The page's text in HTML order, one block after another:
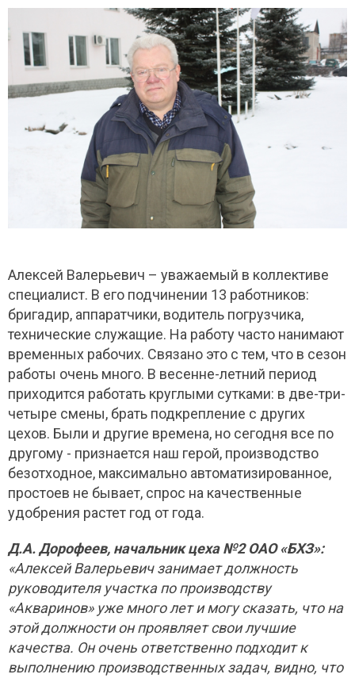
Алексей Валерьевич – уважаемый в коллективе
специалист. В его подчинении 13 работников:
бригадир, аппаратчики, водитель погрузчика,
технические служащие. На работу часто нанимают
временных рабочих. Связано это с тем, что в сезон
работы очень много. В весенне-летний период
приходится работать круглыми сутками: в две-три-
четыре смены, брать подкрепление с других
цехов. Были и другие времена, но сегодня все по
другому - признается наш герой, производство
безотходное, максимально автоматизированное,
простоев не бывает, спрос на качественные
удобрения растет год от года.
Д.А. Дорофеев, начальник цеха №2 ОАО «БХЗ»:
«Алексей Валерьевич занимает должность
руководителя участка по производству
«Акваринов» уже много лет и могу сказать, что на
этой должности он проявляет свои лучшие
качества. Он очень ответственно подходит к
выполнению производственных задач, видно, что